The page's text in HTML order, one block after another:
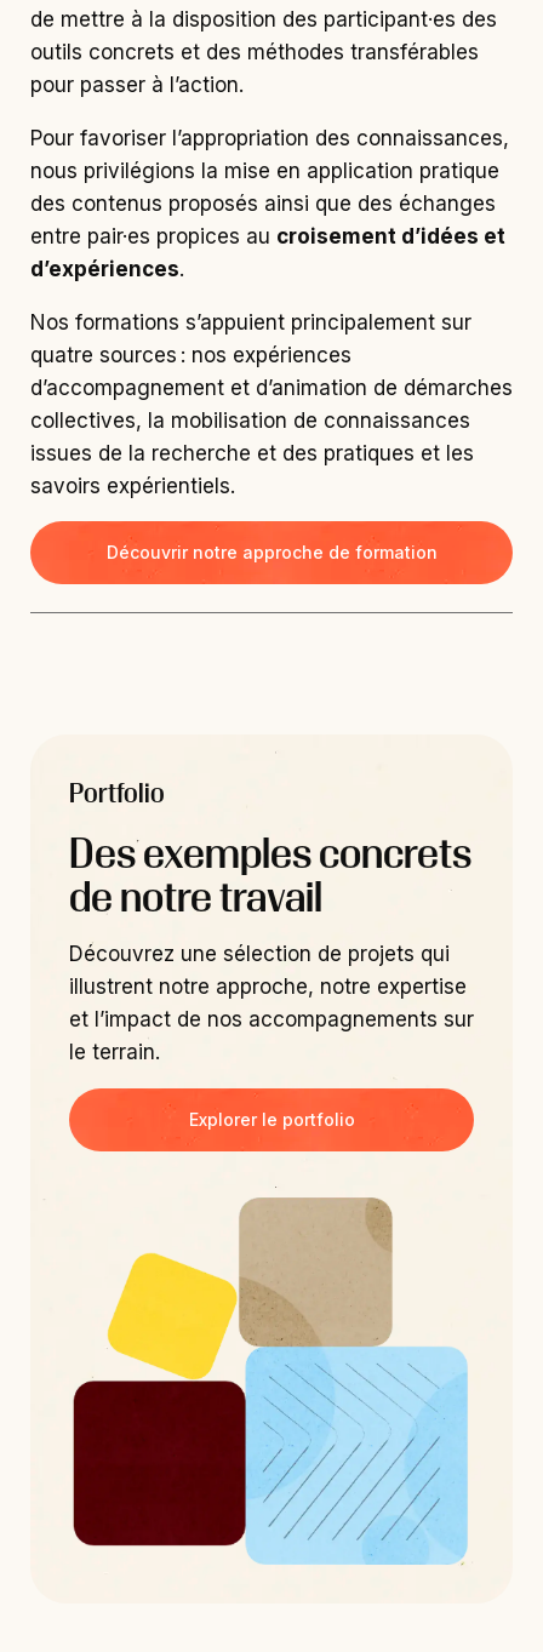
de mettre à la disposition des participant·es des
outils concrets et des méthodes transférables
pour passer à l’action.
Pour favoriser l’appropriation des connaissances,
nous privilégions la mise en application pratique
des contenus proposés ainsi que des échanges
entre pair·es propices au croisement d’idées et
d’expériences.
Nos formations s’appuient principalement sur
quatre sources : nos expériences
d’accompagnement et d’animation de démarches
collectives, la mobilisation de connaissances
issues de la recherche et des pratiques et les
savoirs expérientiels.
Découvrir notre approche de formation
Portfolio
Des exemples concrets
de notre travail
Découvrez une sélection de projets qui
illustrent notre approche, notre expertise
et l’impact de nos accompagnements sur
le terrain.
Explorer le portfolio